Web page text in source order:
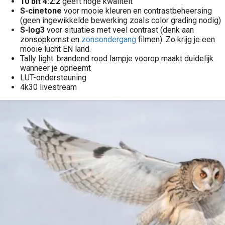
S-cinetone voor mooie kleuren en contrastbeheersing
(geen ingewikkelde bewerking zoals color grading nodig)
S-log3 voor situaties met veel contrast (denk aan
zonsopkomst en zonsondergang filmen). Zo krijg je een
mooie lucht EN land.
Tally light: brandend rood lampje voorop maakt duidelijk
wanneer je opneemt
LUT-ondersteuning
4k30 livestream